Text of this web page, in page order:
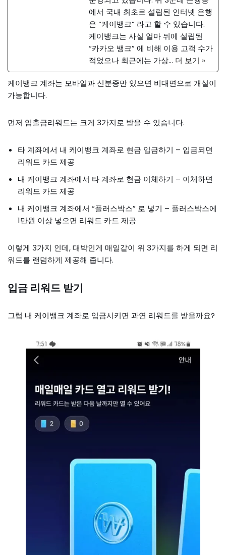
에서 국내 최초로 설립된 인터넷 은행
은 “케이뱅크” 라고 할 수 있습니다.
케이뱅크는 사실 얼마 뒤에 설립된
“카카오 뱅크” 에 비해 이용 고객 수가
적었으나 최근에는 가상… 더 보기 »
케이뱅크 계좌는 모바일과 신분증만 있으면 비대면으로 개설이
가능합니다.
먼저 입출금리워드는 크게 3가지로 받을 수 있습니다.
타 계좌에서 내 케이뱅크 계좌로 현금 입금하기 – 입금되면
리워드 카드 제공
내 케이뱅크 계좌에서 타 계좌로 현금 이체하기 – 이체하면
리워드 카드 제공
내 케이뱅크 계좌에서 “플러스박스” 로 넣기 – 플러스박스에
1만원 이상 넣으면 리워드 카드 제공
이렇게 3가지 인데, 대박인게 매일같이 위 3가지를 하게 되면 리
워드를 랜덤하게 제공해 줍니다.
입금 리워드 받기
그럼 내 케이뱅크 계좌로 입금시키면 과연 리워드를 받을까요?